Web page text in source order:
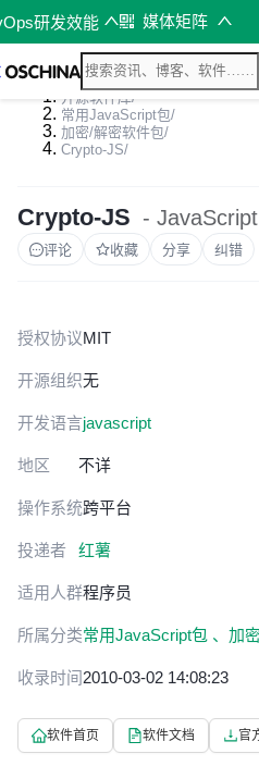
研发效能 媒体矩阵
开源软件库/
常用JavaScript包/
加密/解密软件包/
Crypto-JS/
Crypto-JS -
评论 收藏 分享 纠错
授权协议MIT
开源组织无
开发语言javascript
地区 不详
操作系统跨平台
投递者 红薯
适用人群程序员
所属分类常用JavaScript包 、 加
收录时间2010-03-02 14:08:23
软件首页 软件文档 官